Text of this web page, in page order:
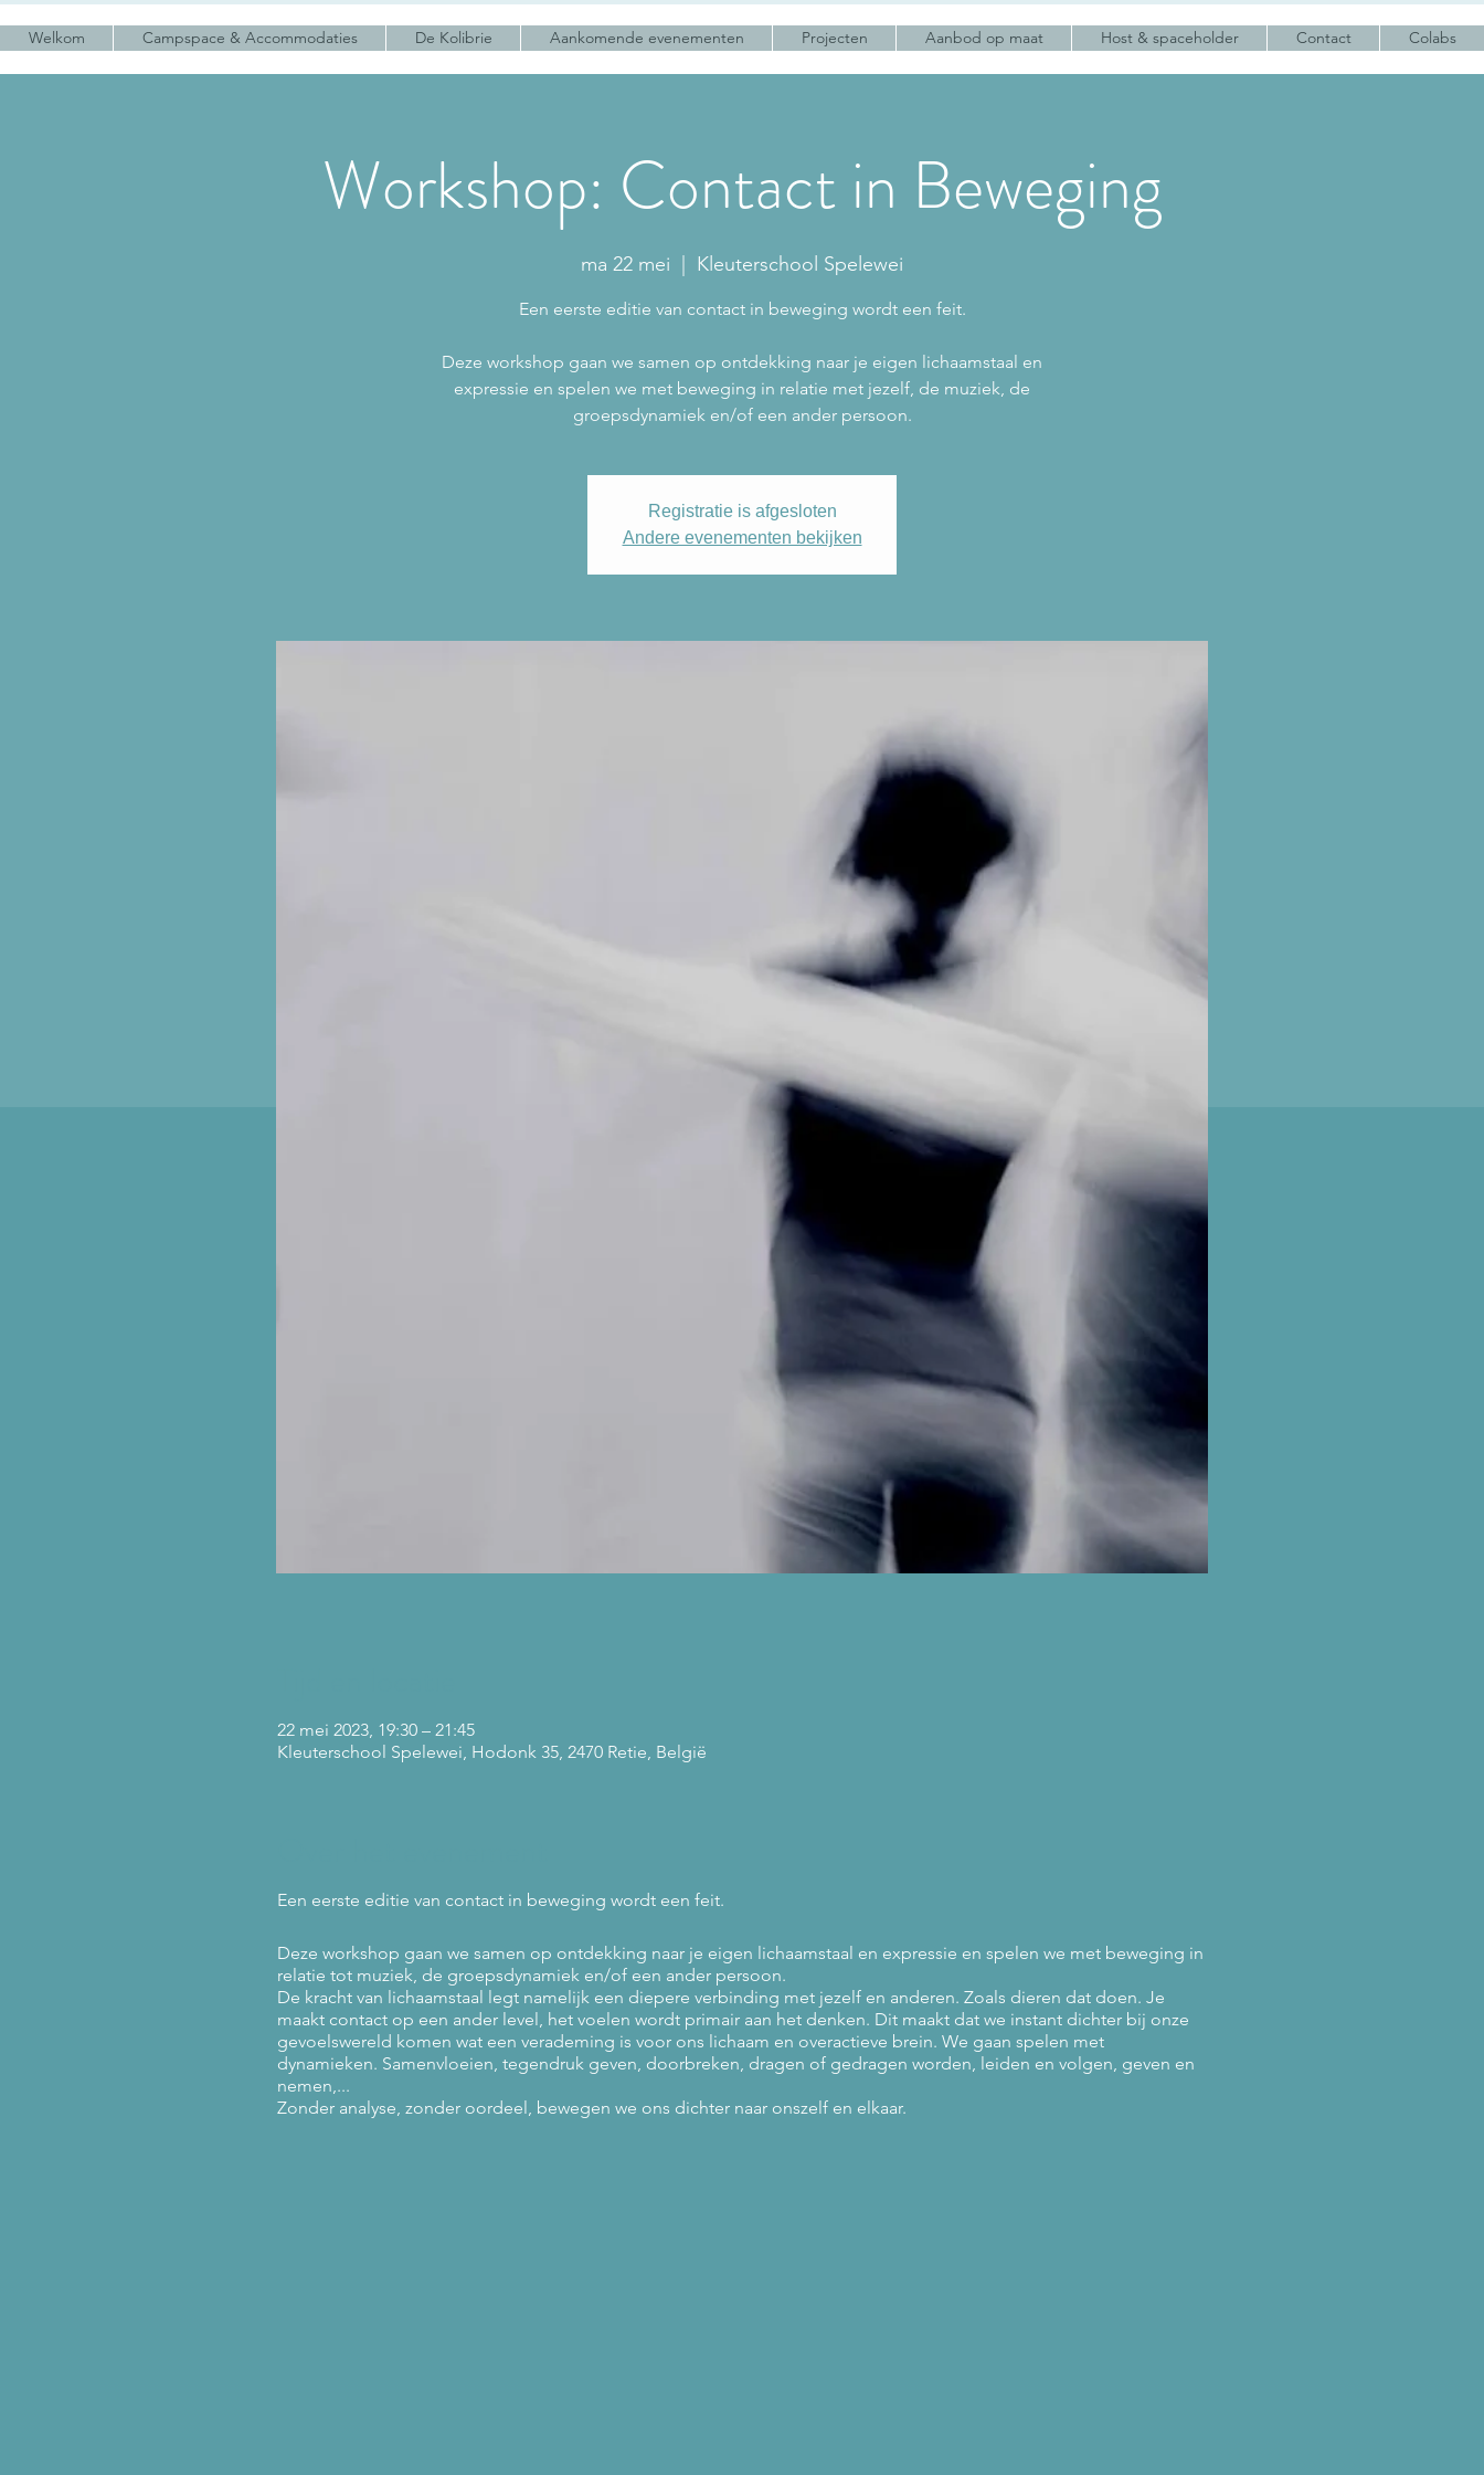
Workshop: Contact in Beweging
ma 22 mei Kleuterschool Spelewei
Een eerste editie van contact in beweging wordt een feit.
Deze workshop gaan we samen op ontdekking naar je eigen lichaamstaal en
expressie en spelen we met beweging in relatie met jezelf, de muziek, de
groepsdynamiek en/of een ander persoon.
Registratie is afgesloten
Andere evenementen bekijken
22 mei 2023, 19:30 – 21:45
Kleuterschool Spelewei, Hodonk 35, 2470 Retie, België
Een eerste editie van contact in beweging wordt een feit.
Deze workshop gaan we samen op ontdekking naar je eigen lichaamstaal en expressie en spelen we met beweging in
relatie tot muziek, de groepsdynamiek en/of een ander persoon.
De kracht van lichaamstaal legt namelijk een diepere verbinding met jezelf en anderen. Zoals dieren dat doen. Je
maakt contact op een ander level, het voelen wordt primair aan het denken. Dit maakt dat we instant dichter bij onze
gevoelswereld komen wat een verademing is voor ons lichaam en overactieve brein. We gaan spelen met
dynamieken. Samenvloeien, tegendruk geven, doorbreken, dragen of gedragen worden, leiden en volgen, geven en
nemen,...
Zonder analyse, zonder oordeel, bewegen we ons dichter naar onszelf en elkaar.
Welkom Campspace & Accommodaties De Kolibrie Aankomende evenementen Projecten Aanbod op maat Host & spaceholder Contact Colabs